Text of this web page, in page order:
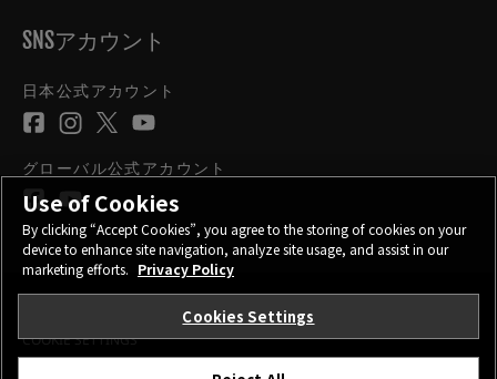
SNSアカウント
日本公式アカウント
グローバル公式アカウント
プライバシーポリシー
サイトご利用条件
COOKIE SETTINGS
Use of Cookies
By clicking “Accept Cookies”, you agree to the storing of cookies on your
device to enhance site navigation, analyze site usage, and assist in our
marketing efforts. Privacy Policy
Cookies Settings